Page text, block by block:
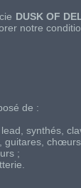
DUSK OF
notre
de :
lead, synthés,
, guitares,
;